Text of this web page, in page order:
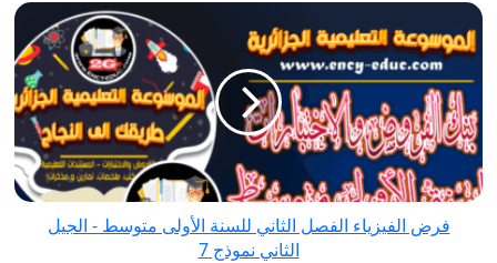
فرض
الفيزياء
الفصل
الثاني
للسنة
الأولى
متوسط
-
الجيلفرض الفيزياء الفصل الثاني للسنة الأولى متوسط - الجيل
الثاني نموذج 7